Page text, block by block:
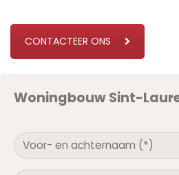
CONTACTEER ONS
Woningbouw Sint-